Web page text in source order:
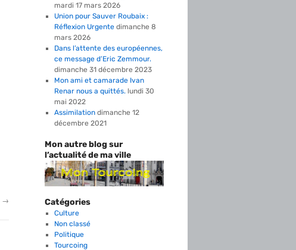
→
mardi 17 mars 2026
Union pour Sauver Roubaix :
Réflexion Urgente dimanche 8
mars 2026
Dans l’attente des européennes,
ce message d’Eric Zemmour.
dimanche 31 décembre 2023
Mon ami et camarade Ivan
Renar nous a quittés. lundi 30
mai 2022
Assimilation dimanche 12
décembre 2021
Mon autre blog sur
l’actualité de ma ville
Catégories
Culture
Non classé
Politique
Tourcoing